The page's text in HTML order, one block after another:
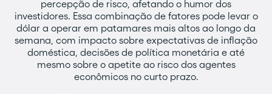
percepção de risco, afetando o humor dos
investidores. Essa combinação de fatores pode levar o
dólar a operar em patamares mais altos ao longo da
semana, com impacto sobre expectativas de inflação
doméstica, decisões de política monetária e até
mesmo sobre o apetite ao risco dos agentes
econômicos no curto prazo.